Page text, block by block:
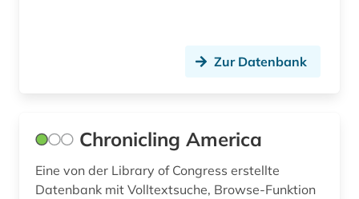
hawaii (1)
herrenmagazin (1)
Zur Datenbank
Chronicling America
Eine von der Library of Congress erstellte
Datenbank mit Volltextsuche, Browse-Funktion